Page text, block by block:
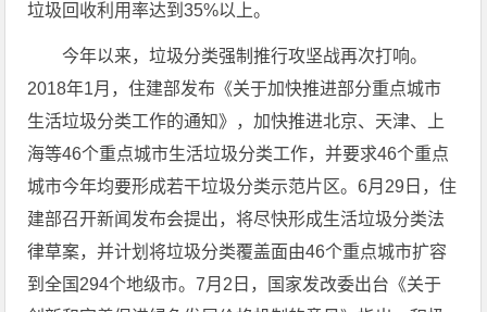
垃圾回收利用率达到35%以上。
今年以来，垃圾分类强制推行攻坚战再次打响。
2018年1月，住建部发布《关于加快推进部分重点城市
生活垃圾分类工作的通知》，加快推进北京、天津、上
海等46个重点城市生活垃圾分类工作，并要求46个重点
城市今年均要形成若干垃圾分类示范片区。6月29日，住
建部召开新闻发布会提出，将尽快形成生活垃圾分类法
律草案，并计划将垃圾分类覆盖面由46个重点城市扩容
到全国294个地级市。7月2日，国家发改委出台《关于